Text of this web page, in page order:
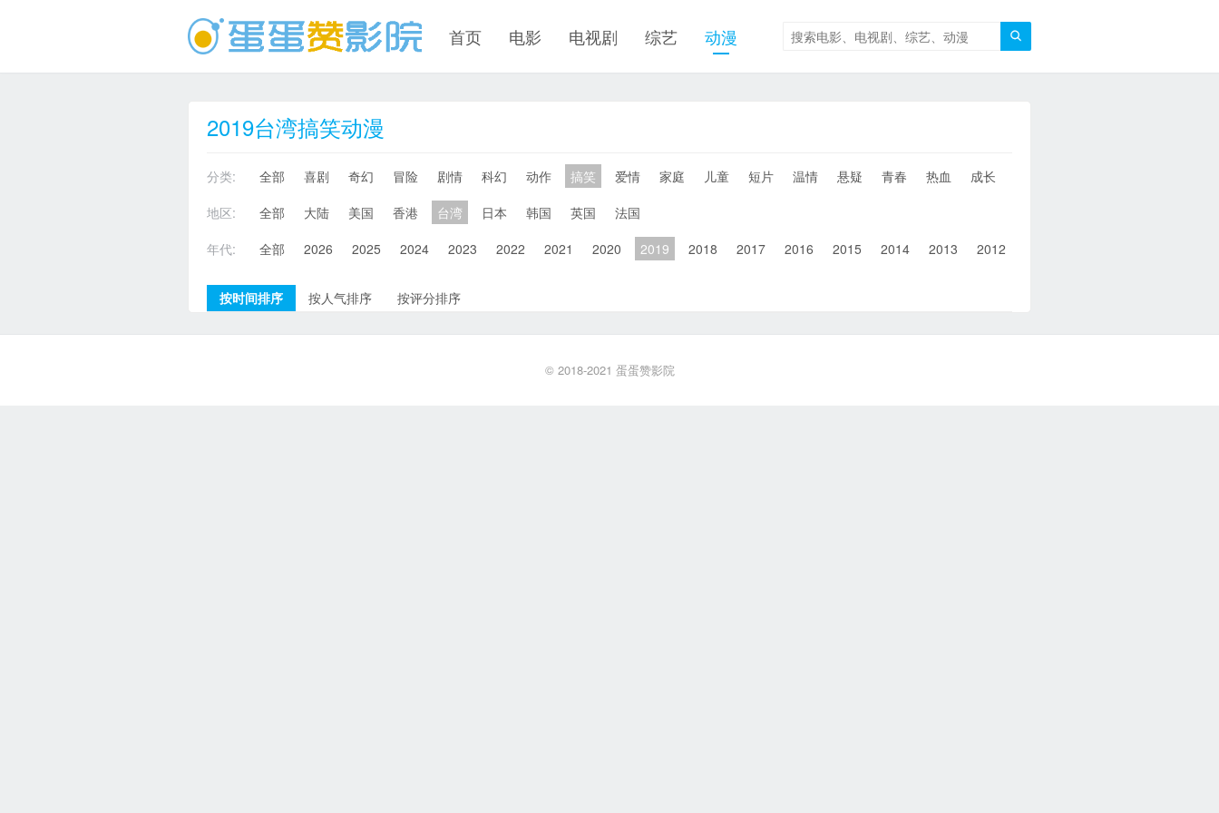

首页 电影 电视剧 综艺 动漫
2019台湾搞笑动漫
分类: 全部 喜剧 奇幻 冒险 剧情 科幻 动作 搞笑 爱情 家庭 儿童 短片 温情 悬疑 青春 热血 成长
地区:
全部 大陆 美国 香港 台湾 日本 韩国 英国
法国
年代:
全部 2026 2025 2024 2023 2022 2021 2020 2019 2018 2017 2016 2015 2014 2013 2012
按时间排序 按人气排序 按评分排序
© 2018-2021 蛋蛋赞影院